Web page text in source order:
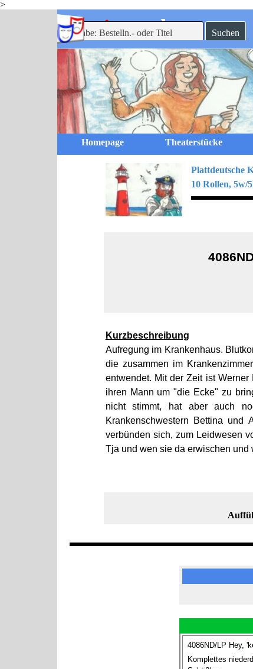
>
Direkt zum Seiteninhalt
-theaterverlag
mein Suchen
Homepage Theaterstücke
Plattdeutsche
10 Rollen, 5w/
Kurzbeschreibung
Aufregung im Krankenhaus.
die zusammen im
entwendet. Mit der Zeit ist
ihren Mann um "die Ecke" zu
nicht stimmt, hat aber auch
Krankenschwestern Bettina
verbünden sich, zum Leidwesen
Tja und wen sie da erwischen und
4086ND/LP Hey,
Komplettes